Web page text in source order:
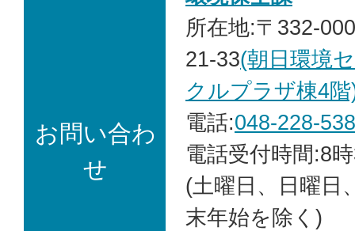
お問い合わ
せ
所在地:〒332-
21-33(朝日環境
クルプラザ棟4
電話:048-228-
電話受付時間:8
(土曜日、日曜日
末年始を除く)